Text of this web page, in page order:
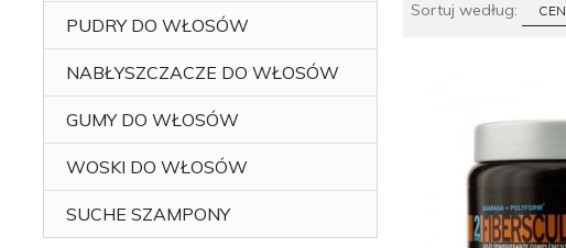
PUDRY DO WŁOSÓW
NABŁYSZCZACZE DO WŁOSÓW
GUMY DO WŁOSÓW
WOSKI DO WŁOSÓW
SUCHE SZAMPONY
Sortuj według: sort